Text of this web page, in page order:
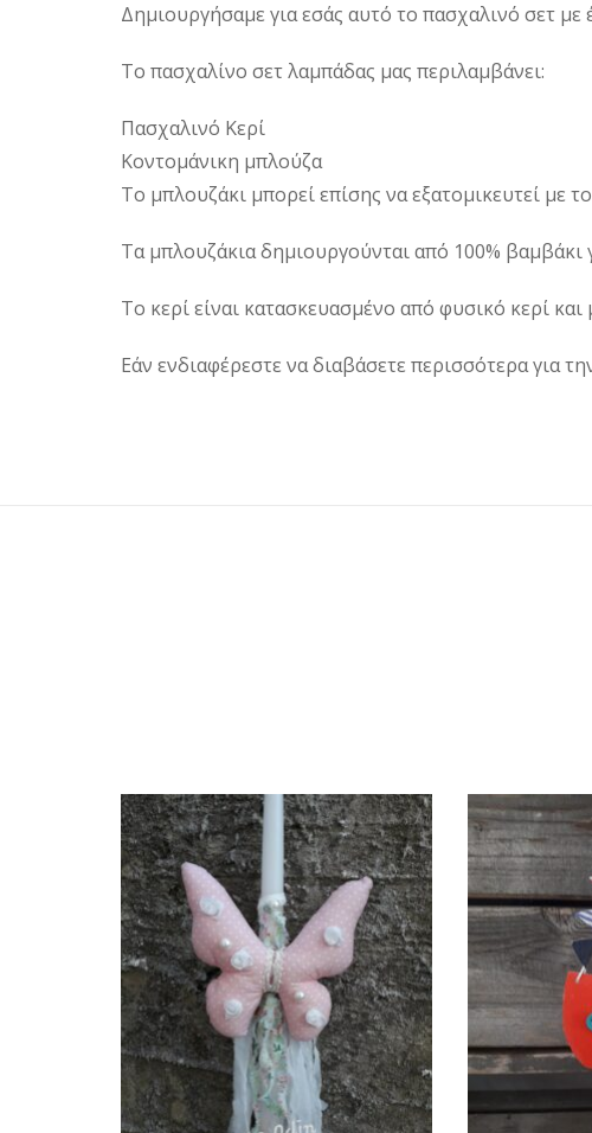
Δημιουργήσαμε για εσάς αυτό το πασχαλινό σετ
Το πασχαλίνο σετ λαμπάδας μας περιλαμβάνει:
Πασχαλινό Κερί
Κοντομάνικη μπλούζα
Το μπλουζάκι μπορεί επίσης να εξατομικευτεί με
Τα μπλουζάκια δημιουργούνται από 100%
Το κερί είναι κατασκευασμένο από φυσικό κερί
Εάν ενδιαφέρεστε να διαβάσετε περισσότερα για